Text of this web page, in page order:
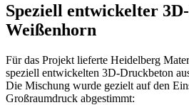
Speziell entwickelter
Weißenhorn
Für das Projekt lieferte Heidelberg
speziell entwickelten 3D‑Druckbeton
Die Mischung wurde gezielt auf den
Großraumdruck abgestimmt: